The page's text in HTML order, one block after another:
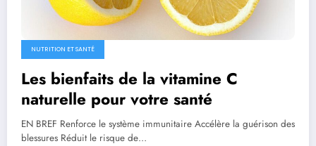
NUTRITION ET SANTÉ
Les bienfaits de la vitamine C
naturelle pour votre santé
EN BREF Renforce le système immunitaire Accélère la guérison des
blessures Réduit le risque de…